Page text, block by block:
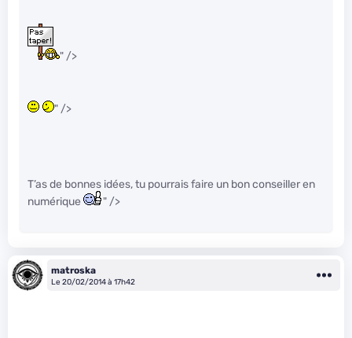
" />
" />
T’as de bonnes idées, tu pourrais faire un bon conseiller en
numérique
" />
matroska
Le 20/02/2014 à 17h42